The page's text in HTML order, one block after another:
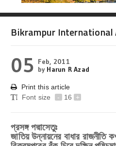
Bikrampur
05 Feb, 2011
by Harun R Azad
Print this article
Font size
- 16 +
প্রসঙ্গ পদ্মাসেতুঃ
জাতিয় উন্নায়নের বাধার রাজনীতি